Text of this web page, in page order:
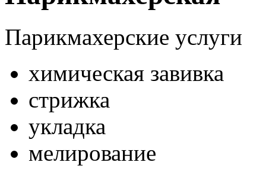
Парикмахерские услуги
химическая завивка
стрижка
укладка
мелирование